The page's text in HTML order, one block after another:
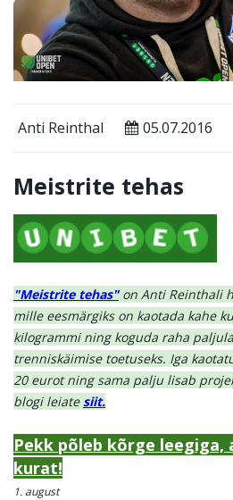
Anti Reinthal 05.07.2016
Meistrite tehas
"Meistrite tehas"on Anti Reinthali
mille eesmärgiks on kaotada kahe
kilogrammi ning koguda raha
trenniskäimise toetuseks. Iga
20 eurot ning sama palju lisab
blogi leiatesiit.
Pekk põleb kõrge leegiga,
kurat!
1. august